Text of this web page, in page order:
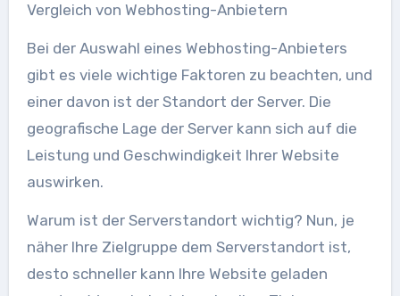
Vergleich von Webhosting-Anbietern
Bei der Auswahl eines Webhosting-Anbieters
gibt es viele wichtige Faktoren zu beachten, und
einer davon ist der Standort der Server. Die
geografische Lage der Server kann sich auf die
Leistung und Geschwindigkeit Ihrer Website
auswirken.
Warum ist der Serverstandort wichtig? Nun, je
näher Ihre Zielgruppe dem Serverstandort ist,
desto schneller kann Ihre Website geladen